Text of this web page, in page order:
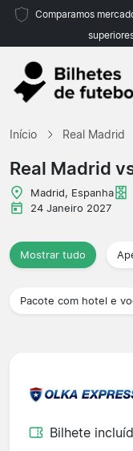
Comparamos
Início Real Madrid
Real Madrid
Madrid, Espanha
24 Janeiro 2027
Mostrar tudo
Pacote com hotel e
Bilhete